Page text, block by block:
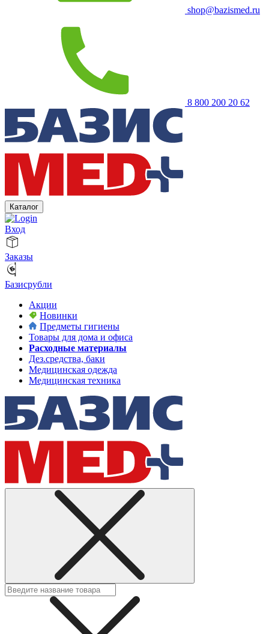
shop@bazismed.ru
8 800 200 20 62
Каталог
Вход
Заказы
Базисрубли
Акции
Новинки
Предметы гигиены
Товары для дома и офиса
Расходные материалы
Дез.средства, баки
Медицинская одежда
Медицинская техника